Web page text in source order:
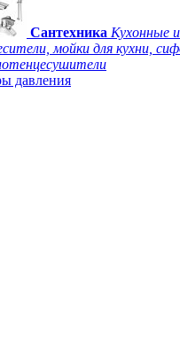
Сантехника Кухонные
мойки для кухни,
давления